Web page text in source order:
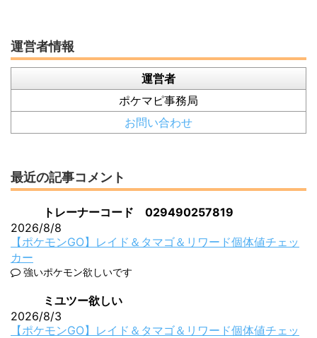
運営者情報
運営者
ポケマピ事務局
お問い合わせ
最近の記事コメント
トレーナーコード 029490257819
2026/8/8
【ポケモンGO】レイド＆タマゴ＆リワード個体値チェッ
カー
強いポケモン欲しいです
ミユツー欲しい
2026/8/3
【ポケモンGO】レイド＆タマゴ＆リワード個体値チェッ